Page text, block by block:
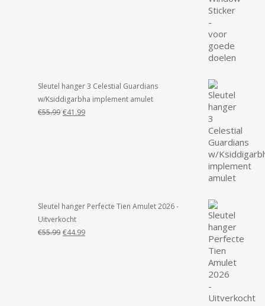
Sleutel hanger 3 Celestial Guardians
w/Ksiddigarbha implement amulet
€55.99 Oorspronkelijke
€41.99Huidige
Sleutel hanger Perfecte Tien Amulet 2026 -
Uitverkocht
€55.99 Oorspronkelijke
€44.99Huidige